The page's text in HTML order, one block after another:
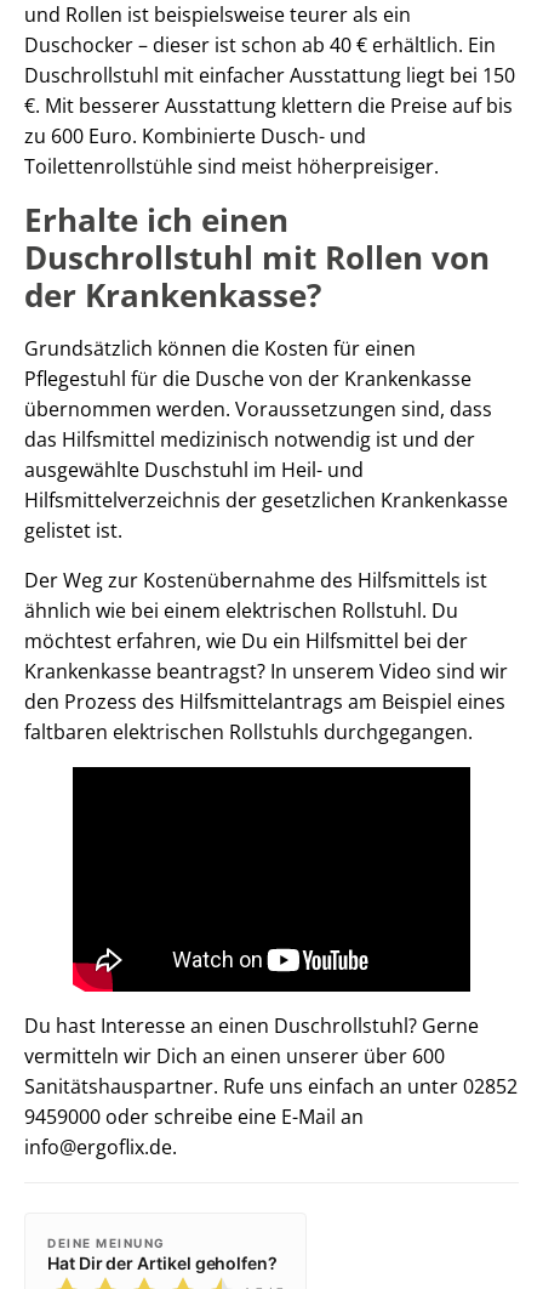
und Rollen ist beispielsweise teurer als ein
Duschocker – dieser ist schon ab 40 € erhältlich. Ein
Duschrollstuhl mit einfacher Ausstattung liegt bei 150
€. Mit besserer Ausstattung klettern die Preise auf bis
zu 600 Euro. Kombinierte Dusch- und
Toilettenrollstühle sind meist höherpreisiger.
Erhalte ich einen
Duschrollstuhl mit Rollen von
der Krankenkasse?
Grundsätzlich können die Kosten für einen
Pflegestuhl für die Dusche von der Krankenkasse
übernommen werden. Voraussetzungen sind, dass
das Hilfsmittel medizinisch notwendig ist und der
ausgewählte Duschstuhl im Heil- und
Hilfsmittelverzeichnis der gesetzlichen Krankenkasse
gelistet ist.
Der Weg zur Kostenübernahme des Hilfsmittels ist
ähnlich wie bei einem elektrischen Rollstuhl. Du
möchtest erfahren, wie Du ein Hilfsmittel bei der
Krankenkasse beantragst? In unserem Video sind wir
den Prozess des Hilfsmittelantrags am Beispiel eines
faltbaren elektrischen Rollstuhls durchgegangen.
Du hast Interesse an einen Duschrollstuhl? Gerne
vermitteln wir Dich an einen unserer über 600
Sanitätshauspartner. Rufe uns einfach an unter 02852
9459000 oder schreibe eine E-Mail an
info@ergoflix.de.
DEINE MEINUNG
Hat Dir der Artikel geholfen?